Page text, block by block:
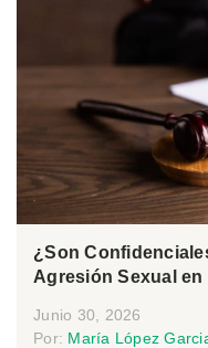
¿Son
Agresión Sexual en
Junio 30, 2026
Por: María López